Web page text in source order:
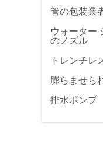
管の包装業
ウォーター
のノズル
トレンチレ
膨らませら
排水ポンプ